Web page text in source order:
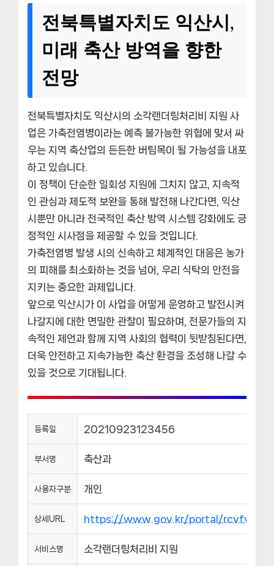
전북특별자치도 익산시,
미래 축산 방역을 향한
전망
전북특별자치도 익산시의 소각랜더링처리비 지원 사
업은 가축전염병이라는 예측 불가능한 위협에 맞서 싸
우는 지역 축산업의 든든한 버팀목이 될 가능성을 내포
하고 있습니다.
이 정책이 단순한 일회성 지원에 그치지 않고, 지속적
인 관심과 제도적 보완을 통해 발전해 나간다면, 익산
시뿐만 아니라 전국적인 축산 방역 시스템 강화에도 긍
정적인 시사점을 제공할 수 있을 것입니다.
가축전염병 발생 시의 신속하고 체계적인 대응은 농가
의 피해를 최소화하는 것을 넘어, 우리 식탁의 안전을
지키는 중요한 과제입니다.
앞으로 익산시가 이 사업을 어떻게 운영하고 발전시켜
나갈지에 대한 면밀한 관찰이 필요하며, 전문가들의 지
속적인 제언과 함께 지역 사회의 협력이 뒷받침된다면,
더욱 안전하고 지속가능한 축산 환경을 조성해 나갈 수
있을 것으로 기대됩니다.
등록일 20210923123456
부서명 축산과
사용자구분 개인
상세URL https://www.gov.kr/portal/
서비스명 소각랜더링처리비 지원